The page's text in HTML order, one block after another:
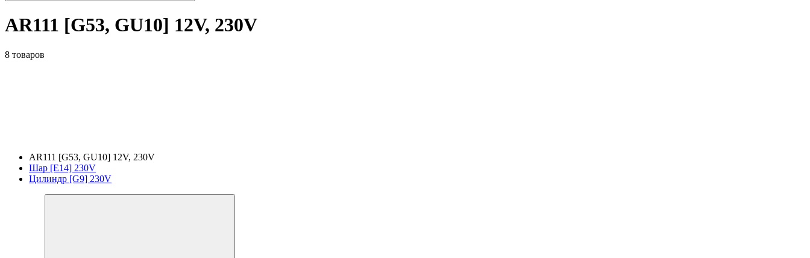
AR111 [G53, GU10] 12V, 230V
8 товаров
AR111 [G53, GU10] 12V, 230V
Шар [E14] 230V
Цилиндр [G9] 230V